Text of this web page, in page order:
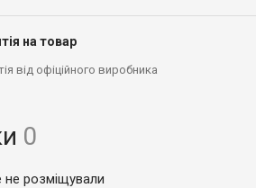
на товар
від офіційного виробника
0
не розміщували